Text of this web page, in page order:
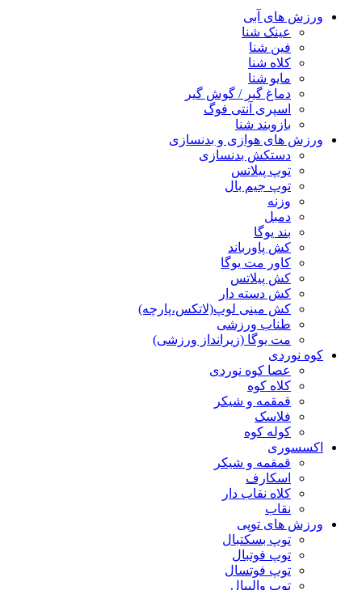
ورزش های آبی
عینک شنا
فین شنا
کلاه شنا
مایو شنا
دماغ گیر / گوش گیر
اسپری آنتی فوگ
بازوبند شنا
ورزش های هوازی و بدنسازی
دستکش بدنسازی
توپ پیلاتس
توپ جیم بال
وزنه
دمبل
بند یوگا
کش پاورباند
کاور مت یوگا
کش پیلاتس
کش دسته دار
کش مینی لوپ(لاتکس،پارچه)
طناب ورزشی
مت یوگا (زیرانداز ورزشی)
کوه نوردی
عصا کوه نوردی
کلاه کوه
قمقمه و شیکر
فلاسک
کوله کوه
اکسسوری
قمقمه و شیکر
اسکارف
کلاه نقاب دار
نقاب
ورزش های توپی
توپ بسکتبال
توپ فوتبال
توپ فوتسال
توپ والیبال